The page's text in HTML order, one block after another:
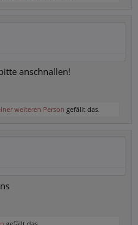
anschnallen!
weiteren Person gefällt das.